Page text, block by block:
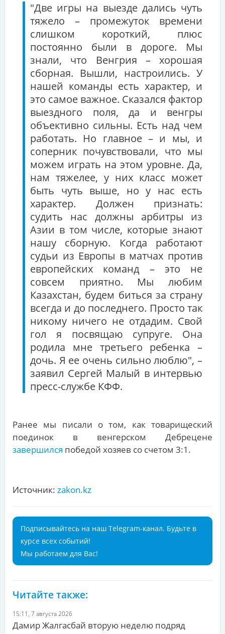
"Две игры на выезде дались чуть
тяжело – промежуток времени
слишком короткий, плюс
постоянно были в дороге. Мы
знали, что Венгрия – хорошая
сборная. Вышли, настроились. У
нашей команды есть характер, и
это самое важное. Сказался фактор
выездного поля, да и венгры
объективно сильны. Есть над чем
работать. Но главное – и мы, и
соперник почувствовали, что мы
можем играть на этом уровне. Да,
нам тяжелее, у них класс может
быть чуть выше, но у нас есть
характер. Должен признать:
судить нас должны арбитры из
Азии в том числе, которые знают
нашу сборную. Когда работают
судьи из Европы в матчах против
европейских команд – это не
совсем приятно. Мы любим
Казахстан, будем биться за страну
всегда и до последнего. Просто так
никому ничего не отдадим. Свой
гол я посвящаю супруге. Она
родила мне третьего ребенка –
дочь. Я ее очень сильно люблю", –
заявил Сергей Малый в интервью
пресс-службе КФФ.
Ранее мы писали о том, как товарищеский
поединок в венгерском Дебрецене
завершился победой хозяев со счетом 3:1.
Источник: zakon.kz
Подписывайтесь на наш Telegram-канал. Будьте в
курсе всех событий!
Мы работаем для Вас!
Читайте также:
15:11, 7 августа 2026
Дамир Жалгасбай вторую неделю подряд